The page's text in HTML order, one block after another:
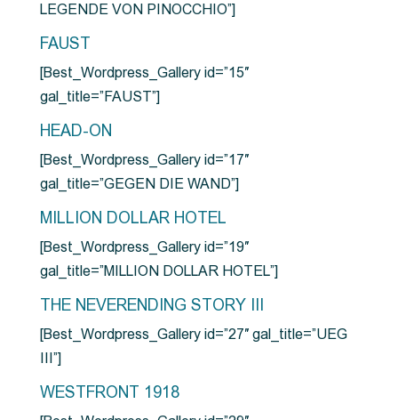
LEGENDE VON PINOCCHIO”]
FAUST
[Best_Wordpress_Gallery id=”15″
gal_title=”FAUST”]
HEAD-ON
[Best_Wordpress_Gallery id=”17″
gal_title=”GEGEN DIE WAND”]
MILLION DOLLAR HOTEL
[Best_Wordpress_Gallery id=”19″
gal_title=”MILLION DOLLAR HOTEL”]
THE NEVERENDING STORY III
[Best_Wordpress_Gallery id=”27″ gal_title=”UEG
III”]
WESTFRONT 1918